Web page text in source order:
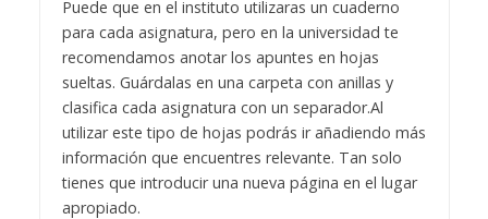
Puede que en el instituto utilizaras un cuaderno
para cada asignatura, pero en la universidad te
recomendamos anotar los apuntes en hojas
sueltas. Guárdalas en una carpeta con anillas y
clasifica cada asignatura con un separador.Al
utilizar este tipo de hojas podrás ir añadiendo más
información que encuentres relevante. Tan solo
tienes que introducir una nueva página en el lugar
apropiado.